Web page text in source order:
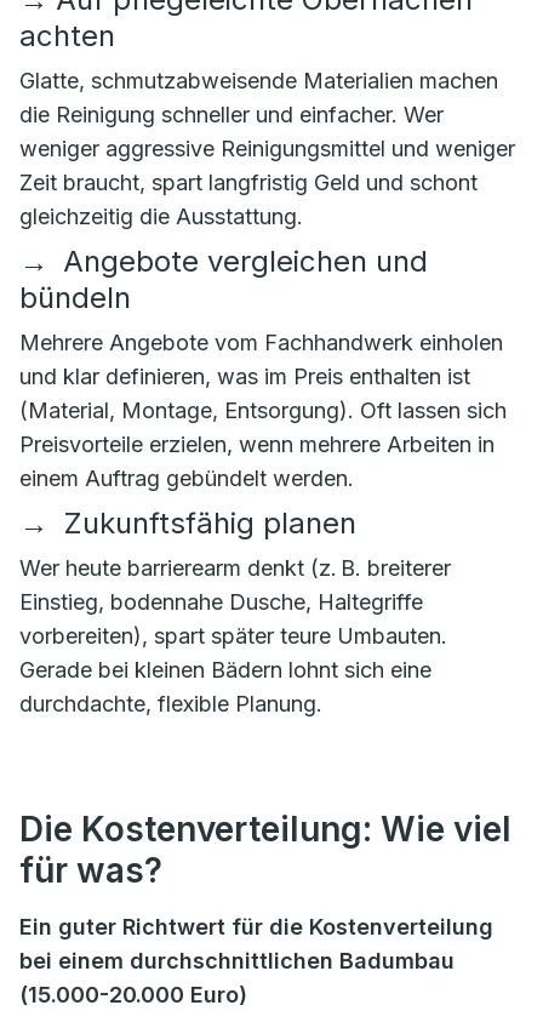
achten
Glatte, schmutzabweisende Materialien machen
die Reinigung schneller und einfacher. Wer
weniger aggressive Reinigungsmittel und weniger
Zeit braucht, spart langfristig Geld und schont
gleichzeitig die Ausstattung.
→ Angebote vergleichen und
bündeln
Mehrere Angebote vom Fachhandwerk einholen
und klar definieren, was im Preis enthalten ist
(Material, Montage, Entsorgung). Oft lassen sich
Preisvorteile erzielen, wenn mehrere Arbeiten in
einem Auftrag gebündelt werden.
→ Zukunftsfähig planen
Wer heute barrierearm denkt (z. B. breiterer
Einstieg, bodennahe Dusche, Haltegriffe
vorbereiten), spart später teure Umbauten.
Gerade bei kleinen Bädern lohnt sich eine
durchdachte, flexible Planung.
Die Kostenverteilung: Wie viel
für was?
Ein guter Richtwert für die Kostenverteilung
bei einem durchschnittlichen Badumbau
(15.000-20.000 Euro)